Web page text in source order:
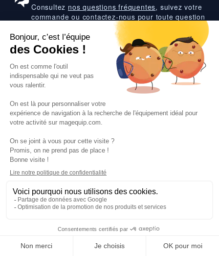
Consultez nos questions fréquentes, suivez votre
commande ou contactez-nous pour toute question
que vous pourriez avoir.
Suivez-nous
VOS SERVICES
VOS DEMANDES
NOTRE SOCIETE
CGV·Données personnelles·Prix euro HT·Nuancier RAL